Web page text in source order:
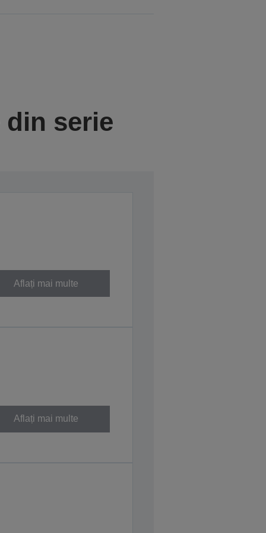
serie
Aflați mai multe
Aflați mai multe